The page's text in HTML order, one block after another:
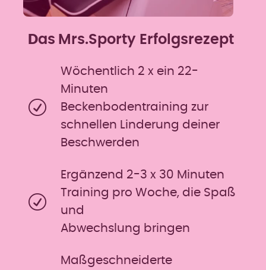
Das Mrs.Sporty Erfolgsrezept
Wöchentlich 2 x ein 22-
Minuten
Beckenbodentraining zur
schnellen Linderung deiner
Beschwerden
Ergänzend 2-3 x 30 Minuten
Training pro Woche, die Spaß
und
Abwechslung bringen
Maßgeschneiderte